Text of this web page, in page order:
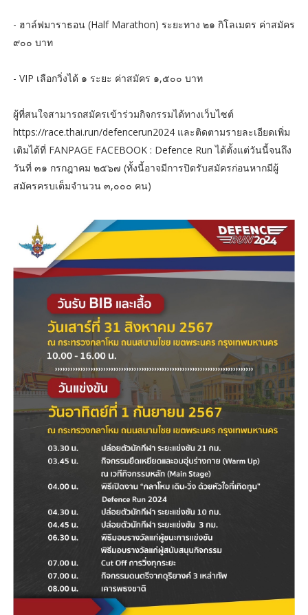
- ฮาล์ฟมาราธอน (Half Marathon) ระยะทาง ๒๑ กิโลเมตร ค่าสมัคร
๙๐๐ บาท
- VIP เลือกวิ่งได้ ๑ ระยะ ค่าสมัคร ๑,๕๐๐ บาท
ผู้ที่สนใจสามารถสมัครเข้าร่วมกิจกรรมได้ทางเว็บไซต์
https://race.thai.run/defencerun2024 และติดตามรายละเอียดเพิ่ม
เติมได้ที่ FANPAGE FACEBOOK : Defence Run ได้ตั้งแต่วันนี้จนถึง
วันที่ ๓๑ กรกฎาคม ๒๕๖๗ (ทั้งนี้อาจมีการปิดรับสมัครก่อนหากมีผู้
สมัครครบเต็มจำนวน ๓,๐๐๐ คน)